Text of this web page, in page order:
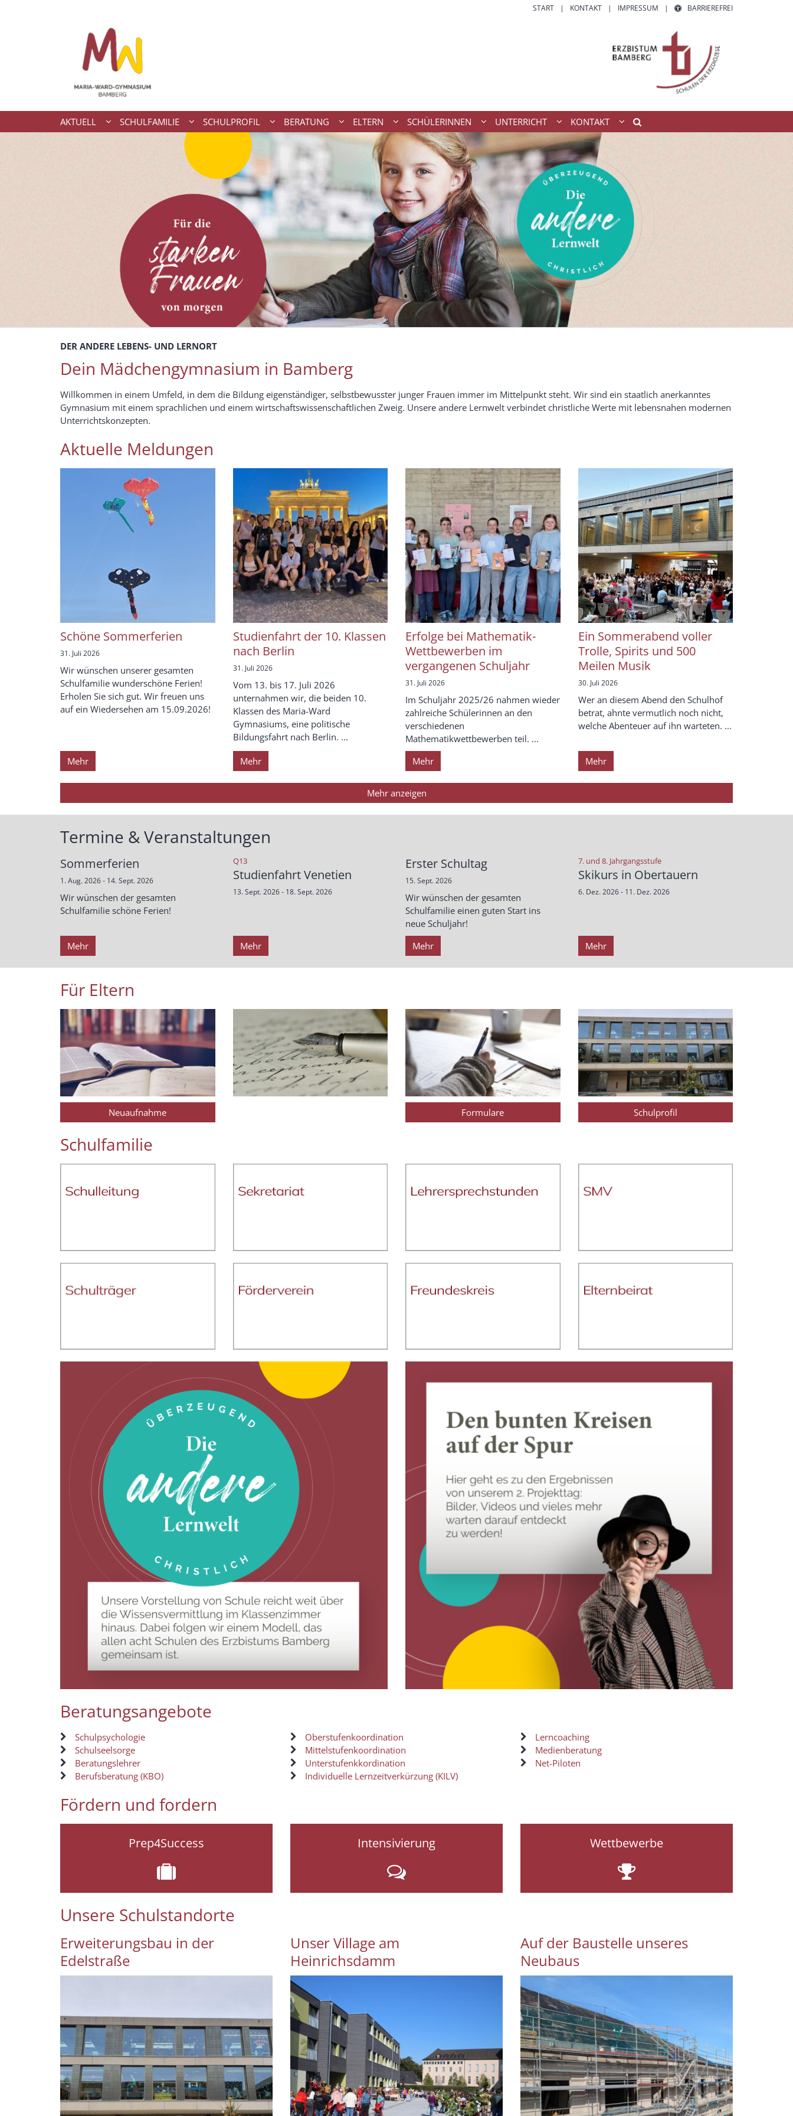
START KONTAKT IMPRESSUM BARRIEREFREI
AKTUELL SCHULFAMILIE SCHULPROFIL BERATUNG ELTERN SCHÜLERINNEN UNTERRICHT KONTAKT
DER ANDERE LEBENS- UND LERNORT
Dein Mädchengymnasium in Bamberg
Willkommen in einem Umfeld, in dem die Bildung eigenständiger, selbstbewusster junger Frauen immer im Mittelpunkt steht. Wir sind ein staatlich anerkanntes
Gymnasium mit einem sprachlichen und einem wirtschaftswissenschaftlichen Zweig. Unsere andere Lernwelt verbindet christliche Werte mit lebensnahen modernen
Unterrichtskonzepten.
Aktuelle Meldungen
Schöne Sommerferien
31. Juli 2026
Wir wünschen unserer gesamten
Schulfamilie wunderschöne Ferien!
Erholen Sie sich gut. Wir freuen uns
auf ein Wiedersehen am 15.09.2026!
Mehr
Studienfahrt der 10. Klassen
nach Berlin
31. Juli 2026
Vom 13. bis 17. Juli 2026
unternahmen wir, die beiden 10.
Klassen des Maria-Ward
Gymnasiums, eine politische
Bildungsfahrt nach Berlin. ...
Mehr
Erfolge bei Mathematik-
Wettbewerben im
vergangenen Schuljahr
31. Juli 2026
Im Schuljahr 2025/26 nahmen wieder
zahlreiche Schülerinnen an den
verschiedenen
Mathematikwettbewerben teil. ...
Mehr
Ein Sommerabend voller
Trolle, Spirits und 500
Meilen Musik
30. Juli 2026
Wer an diesem Abend den Schulhof
betrat, ahnte vermutlich noch nicht,
welche Abenteuer auf ihn warteten. ...
Mehr
Mehr anzeigen
Termine & Veranstaltungen
Sommerferien
1. Aug. 2026 - 14. Sept. 2026
Wir wünschen der gesamten
Schulfamilie schöne Ferien!
Mehr
Q13:
Studienfahrt Venetien
13. Sept. 2026 - 18. Sept. 2026
Mehr
Erster Schultag
15. Sept. 2026
Wir wünschen der gesamten
Schulfamilie einen guten Start ins
neue Schuljahr!
Mehr
7. und 8. Jahrgangsstufe:
Skikurs in Obertauern
6. Dez. 2026 - 11. Dez. 2026
Mehr
Für Eltern
Neuaufnahme Formulare Schulprofil
Schulfamilie
Beratungsangebote
Schulpsychologie
Schulseelsorge
Beratungslehrer
Berufsberatung (KBO)
Oberstufenkoordination
Mittelstufenkoordination
Unterstufenkkordination
Individuelle Lernzeitverkürzung (KILV)
Lerncoaching
Medienberatung
Net-Piloten
Fördern und fordern
Prep4Success Intensivierung Wettbewerbe
Unsere Schulstandorte
Erweiterungsbau in der
Edelstraße
Unser Village am
Heinrichsdamm
Auf der Baustelle unseres
Neubaus